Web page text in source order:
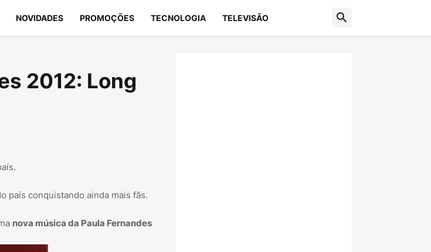
NOVIDADES PROMOÇÕES TECNOLOGIA TELEVISÃO
2012: Long
país conquistando ainda mais fãs.
nova música da Paula Fernandes